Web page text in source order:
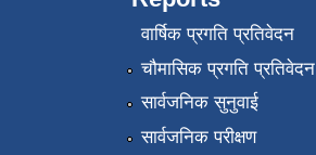
वार्षिक प्रगति प्रतिवेदन
चौमासिक प्रगति प्रतिवेदन
सार्वजनिक सुनुवाई
सार्वजनिक परीक्षण